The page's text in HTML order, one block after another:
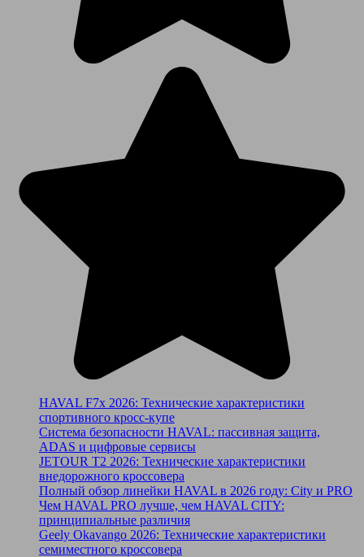
HAVAL F7x 2026: Технические характеристики
спортивного кросс-купе
Система безопасности HAVAL: пассивная защита,
ADAS и цифровые сервисы
JETOUR T2 2026: Технические характеристики
внедорожного кроссовера
Полный обзор линейки HAVAL в 2026 году: City и PRO
Чем HAVAL PRO лучше, чем HAVAL CITY:
принципиальные различия
Geely Okavango 2026: Технические характеристики
семиместного кроссовера